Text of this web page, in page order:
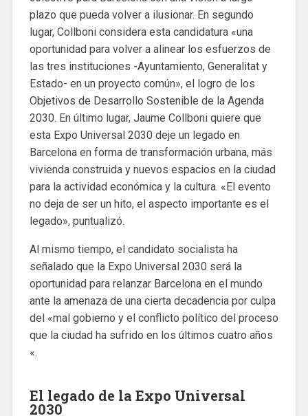
plazo que pueda volver a ilusionar. En segundo
lugar, Collboni considera esta candidatura «una
oportunidad para volver a alinear los esfuerzos de
las tres instituciones -Ayuntamiento, Generalitat y
Estado- en un proyecto común», el logro de los
Objetivos de Desarrollo Sostenible de la Agenda
2030. En último lugar, Jaume Collboni quiere que
esta Expo Universal 2030 deje un legado en
Barcelona en forma de transformación urbana, más
vivienda construida y nuevos espacios en la ciudad
para la actividad económica y la cultura. «El evento
no deja de ser un hito, el aspecto importante es el
legado», puntualizó.
Al mismo tiempo, el candidato socialista ha
señalado que la Expo Universal 2030 será la
oportunidad para relanzar Barcelona en el mundo
ante la amenaza de una cierta decadencia por culpa
del «mal gobierno y el conflicto político del proceso
que la ciudad ha sufrido en los últimos cuatro años
«.
El legado de la Expo Universal
2030